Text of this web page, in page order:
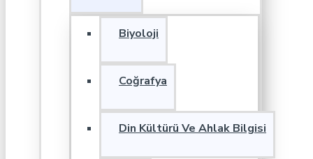
Biyoloji
Coğrafya
Din Kültürü Ve Ahlak Bilgisi